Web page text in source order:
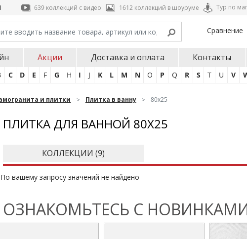
639 коллекций с видео 1612 коллекций в шоуруме Тур по
Сравнение
Акции Доставка и оплата Контакты
C D E F G H I J K L M N O P Q R S T U V
и плитки Плитка в ванну 80х25
ПЛИТКА ДЛЯ ВАННОЙ 80Х25
КОЛЛЕКЦИИ (9)
По вашему запросу значений не найдено
ОЗНАКОМЬТЕСЬ С